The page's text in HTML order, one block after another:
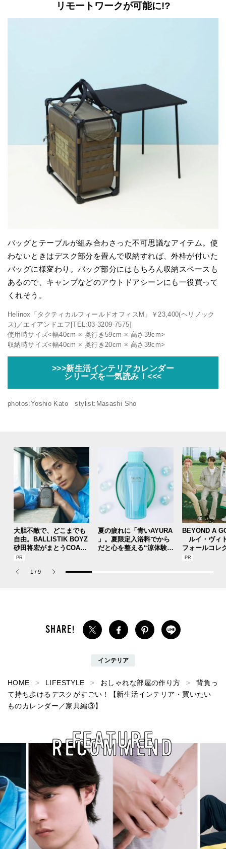
リモートワークが可能に!?
バッグとテーブルが組み合わさった不可思議なアイテム。使
わないときはデスク部分を畳んで収納すれば、外枠が付いた
バッグに様変わり。バッグ部分にはもちろん収納スペースも
あるので、キャンプなどのアウトドアシーンにも一役買って
くれそう。
Helinox「タクティカルフィールドオフィスM」￥23,400(ヘリノック
ス)／エイアンドエフ[TEL:03-3209-7575]
使用時サイズ<幅40cm × 奥行き59cm × 高さ39cm>
収納時サイズ<幅40cm × 奥行き20cm × 高さ39cm>
>>>新生活インテリアカレンダー
シリーズを一気読み！<<<
photos:Yoshio Kato stylist:Masashi Sho
大胆不敵で、どこまでも
自由。BALLISTIK BOYZ
砂田将宏がまとうCOACH
の新作フレグランス「コ
パルファム」
夏の疲れに「青いAYURA
」。夏限定入浴料でから
だと心を整える“涼体験”
BEYOND A
ルイ・ヴィ
フォールコレ
描くプレッピ
1 / 9
インテリア
HOME LIFESTYLE おしゃれな部屋の作り方
背負っ
て持ち歩けるデスクがすごい！【新生活インテリア・買いたい
ものカレンダー／家具編③】
RECOMMEND
FEATURE